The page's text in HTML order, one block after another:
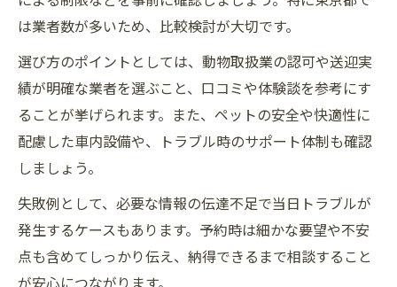
は業者数が多いため、比較検討が大切です。
選び方のポイントとしては、動物取扱業の認可や送迎実
績が明確な業者を選ぶこと、口コミや体験談を参考にす
ることが挙げられます。また、ペットの安全や快適性に
配慮した車内設備や、トラブル時のサポート体制も確認
しましょう。
失敗例として、必要な情報の伝達不足で当日トラブルが
発生するケースもあります。予約時は細かな要望や不安
点も含めてしっかり伝え、納得できるまで相談すること
が安心につながります。